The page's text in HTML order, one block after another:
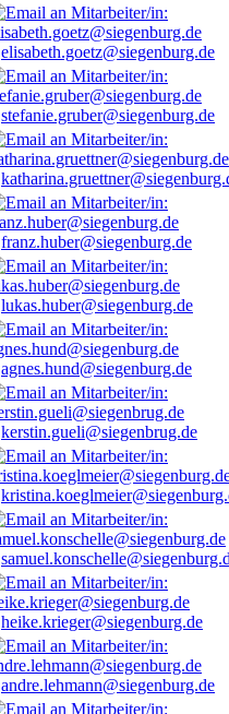
elisabeth.goetz@siegenburg.de
stefanie.gruber@siegenburg.de
franz.huber@siegenburg.de
lukas.huber@siegenburg.de
agnes.hund@siegenburg.de
kerstin.gueli@siegenbrug.de
heike.krieger@siegenburg.de
andre.lehmann@siegenburg.de